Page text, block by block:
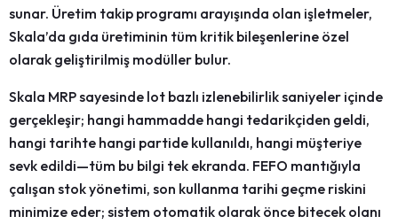
sunar. Üretim takip programı arayışında olan işletmeler,
Skala’da gıda üretiminin tüm kritik bileşenlerine özel
olarak geliştirilmiş modüller bulur.
Skala MRP sayesinde lot bazlı izlenebilirliksaniyeler içinde
gerçekleşir; hangi hammadde hangi tedarikçiden geldi,
hangi tarihte hangi partide kullanıldı, hangi müşteriye
sevk edildi—tüm bu bilgi tek ekranda. FEFO mantığıyla
çalışan stok yönetimi, son kullanma tarihi geçme riskini
minimize eder; sistem otomatik olarak önce bitecek olanı